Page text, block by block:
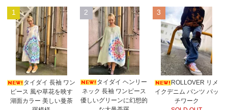
1
タイダイ 長袖 ワン
ピース 風や草花を映す
湖面カラー 美しい曼荼
2
タイダイ ヘンリー
ネック 長袖 ワンピース
優しいグリーンに幻想的
3
ROLLOVER リメ
イクデニム パンツ パッ
チワーク